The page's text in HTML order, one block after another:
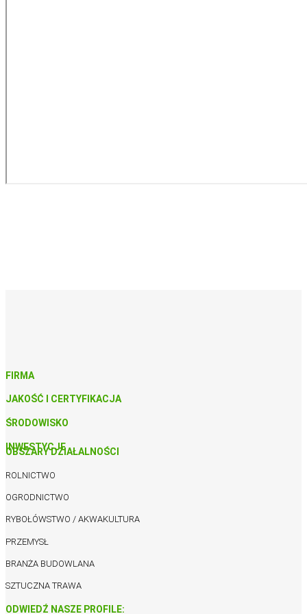
FIRMA
JAKOŚĆ I CERTYFIKACJA
ŚRODOWISKO
INWESTYCJE
OBSZARY DZIAŁALNOŚCI
ROLNICTWO
OGRODNICTWO
RYBOŁÓWSTWO / AKWAKULTURA
PRZEMYSŁ
BRANŻA BUDOWLANA
SZTUCZNA TRAWA
ODWIEDŹ NASZE PROFILE: